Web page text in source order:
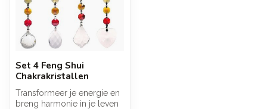
Set 4 Feng Shui
Chakrakristallen
Transformeer je energie en
breng harmonie in je leven